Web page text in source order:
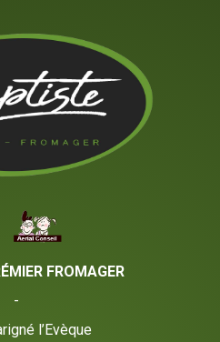
FROMAGER
-
l’Evèque